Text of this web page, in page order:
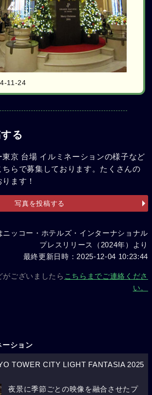
11-24
る
東京 台場 イルミネーションの様子など
らで募集しております。たくさんの
ます！
写真を投稿する
ニッコー・ホテルズ・インターナショナル
プレスリリース（2024年）より
最終更新日時：2025-12-04 10:23:44
ございましたら こちらまでご連絡くださ
い。
ーション
TOWER CITY LIGHT FANTASIA 2025
夜景に季節ごとの映像を融合させたプ